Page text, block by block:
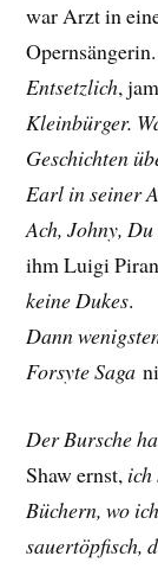
war Arzt in
Opernsängerin.
Entsetzlich,
Kleinbürger.
Geschichten
Earl in seiner
Ach, Johny,
ihm Luigi
keine Dukes.
Dann
Forsyte Saga
Der Bursche
Shaw ernst, ich
Büchern, wo
sauertöpfisch,